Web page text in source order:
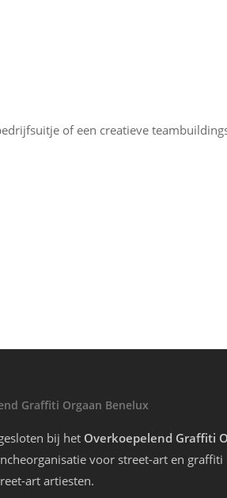
of een creatieve
Graffiti Orgaan Benelux
bij het Overkoepelend Graffiti
voor street-art en
art artiesten.